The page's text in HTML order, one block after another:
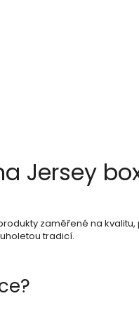
v
á
Jersey
zaměřené na kvalitu,
tradicí.